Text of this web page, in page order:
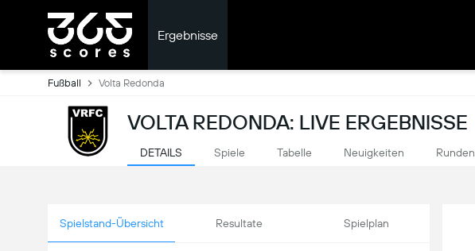
Ergebnisse
Fußball Volta Redonda
VOLTA REDONDA: LIVE ERGEBNISSE
DETAILS Spiele Tabelle Neuigkeiten Runden
Spielstand-Übersicht Resultate Spielplan